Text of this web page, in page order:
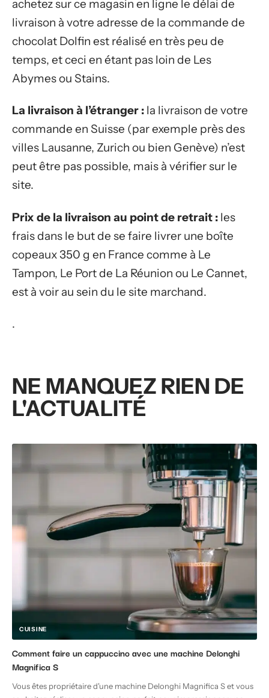
achetez sur ce magasin en ligne le délai de
livraison à votre adresse de la commande de
chocolat Dolfin est réalisé en très peu de
temps, et ceci en étant pas loin de Les
Abymes ou Stains.
La livraison à l’étranger : la livraison de votre
commande en Suisse (par exemple près des
villes Lausanne, Zurich ou bien Genève) n’est
peut être pas possible, mais à vérifier sur le
site.
Prix de la livraison au point de retrait : les
frais dans le but de se faire livrer une boîte
copeaux 350 g en France comme à Le
Tampon, Le Port de La Réunion ou Le Cannet,
est à voir au sein du le site marchand.
.
NE MANQUEZ RIEN DE
L'ACTUALITÉ
CUISINE
Comment faire un cappuccino avec une machine Delonghi
Magnifica S
Vous êtes propriétaire d'une machine Delonghi Magnifica S et vous